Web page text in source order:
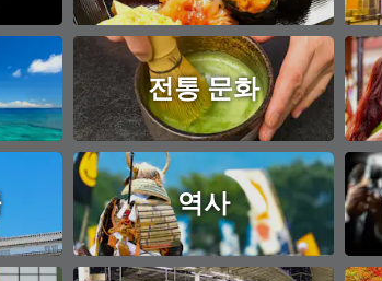
전통 문화
역사